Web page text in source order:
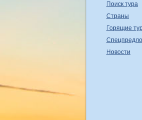
Поиск тура
Страны
Горящие
Новости